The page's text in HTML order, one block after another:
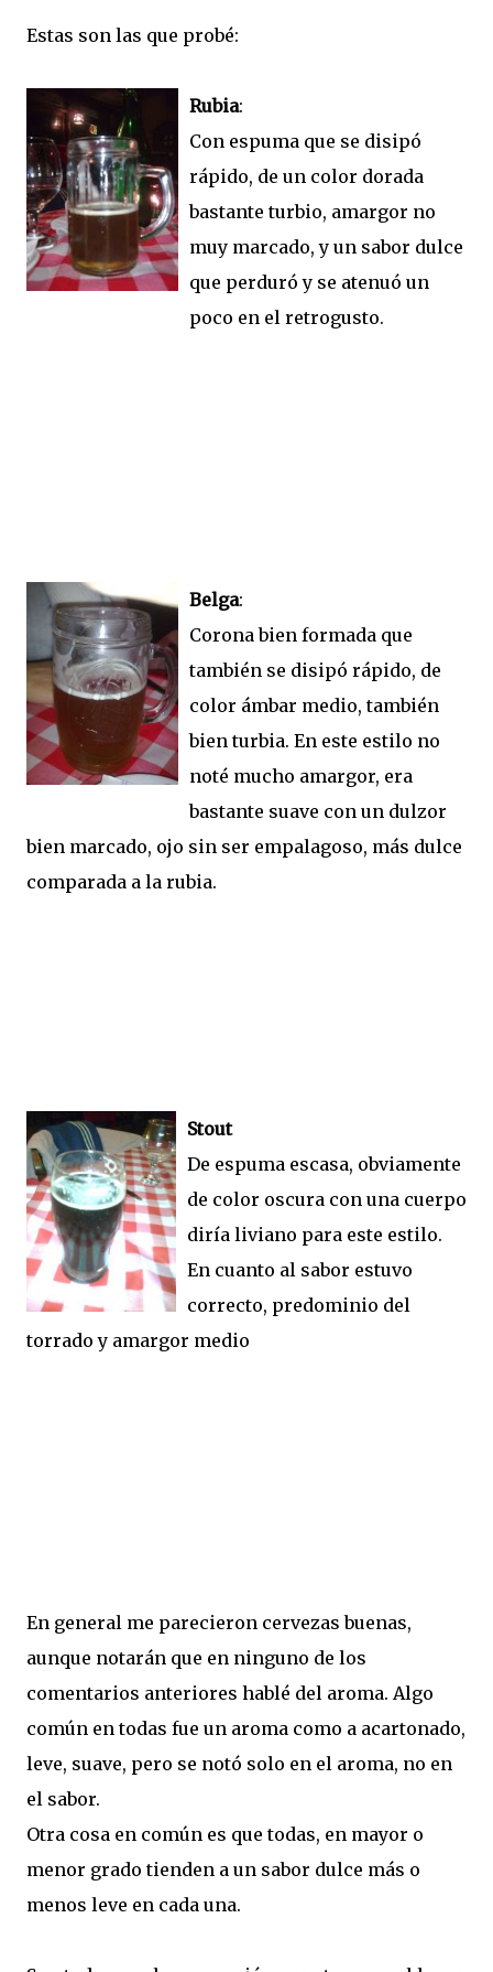
Estas son las que probé:
Rubia:
Con espuma que se disipó
rápido, de un color dorada
bastante turbio, amargor no
muy marcado, y un sabor dulce
que perduró y se atenuó un
poco en el retrogusto.
Belga:
Corona bien formada que
también se disipó rápido, de
color ámbar medio, también
bien turbia. En este estilo no
noté mucho amargor, era
bastante suave con un dulzor
bien marcado, ojo sin ser empalagoso, más dulce
comparada a la rubia.
Stout
De espuma escasa, obviamente
de color oscura con una cuerpo
diría liviano para este estilo.
En cuanto al sabor estuvo
correcto, predominio del
torrado y amargor medio
En general me parecieron cervezas buenas,
aunque notarán que en ninguno de los
comentarios anteriores hablé del aroma. Algo
común en todas fue un aroma como a acartonado,
leve, suave, pero se notó solo en el aroma, no en
el sabor.
Otra cosa en común es que todas, en mayor o
menor grado tienden a un sabor dulce más o
menos leve en cada una.